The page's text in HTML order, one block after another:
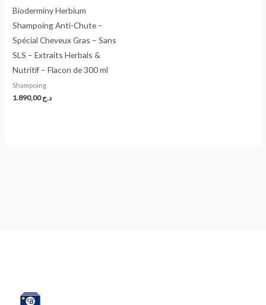
Bioderminy Herbium
Shampoing Anti-Chute –
Spécial Cheveux Gras – Sans
SLS – Extraits Herbals &
Nutritif – Flacon de 300 ml
Shampoing
د.ج1.890,00